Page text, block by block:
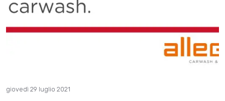
giovedì 29 luglio 2021